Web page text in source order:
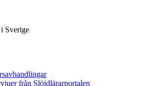
Sverige
från Slöjdlärarportalen